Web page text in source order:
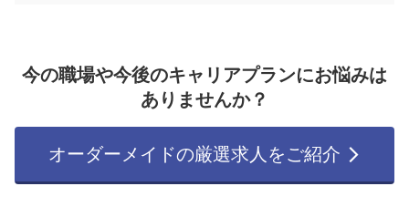
今の職場や今後のキャリアプランにお悩みは
ありませんか？
オーダーメイドの厳選求人をご紹介